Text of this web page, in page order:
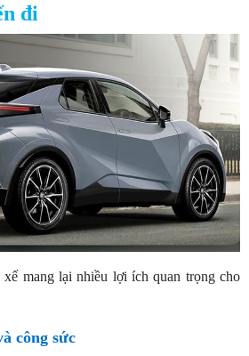
đi
mang lại nhiều lợi ích quan trọng cho
công sức